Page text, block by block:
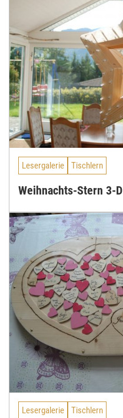
Lesergalerie Tischlern
Weihnachts-Stern 3-D
Lesergalerie Tischlern